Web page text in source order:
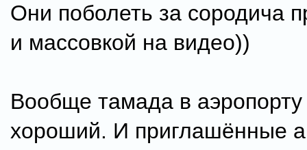
Они поболеть за сородича
и массовкой на видео))
Вообще тамада в
хороший. И приглашённые